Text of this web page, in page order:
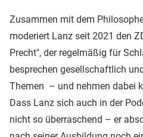
Zusammen mit dem
moderiert Lanz seit 2021 den
Precht", der regelmäßig für
besprechen gesellschaftlich
Themen – und nehmen dabei
Dass Lanz sich auch in der
nicht so überraschend – er